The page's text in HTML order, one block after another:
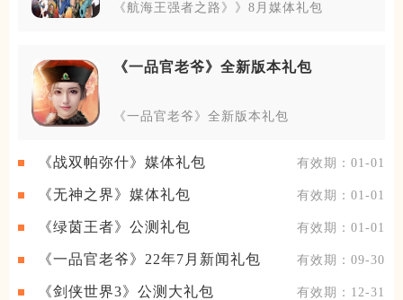
《航海王强者之路》》8月媒体礼包
《一品官老爷》全新版本礼包
《一品官老爷》全新版本礼包
《战双帕弥什》媒体礼包 有效期：01-01
《无神之界》媒体礼包 有效期：01-01
《绿茵王者》公测礼包 有效期：01-01
《一品官老爷》22年7月新闻礼包 有效期：09-30
《剑侠世界3》公测大礼包 有效期：12-31